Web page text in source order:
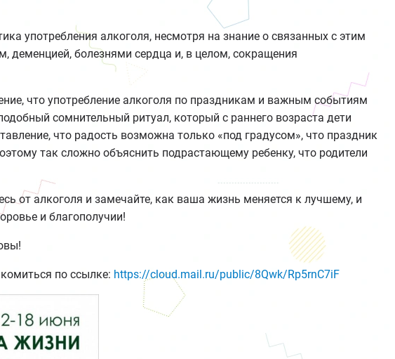
употребления алкоголя, несмотря на знание о связанных с этим
деменцией, болезнями сердца и, в целом, сокращения
что употребление алкоголя по праздникам и важным событиям
сомнительный ритуал, который с раннего возраста дети
что радость возможна только «под градусом», что праздник
так сложно объяснить подрастающему ребенку, что родители
от алкоголя и замечайте, как ваша жизнь меняется к лучшему, и
и благополучии!
по ссылке: https://cloud.mail.ru/public/8Qwk/Rp5rnC7iF